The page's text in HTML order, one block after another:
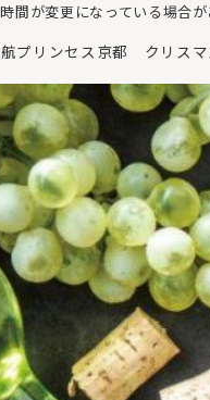
間が変更になっている場合
プリンセス京都 クリスマ